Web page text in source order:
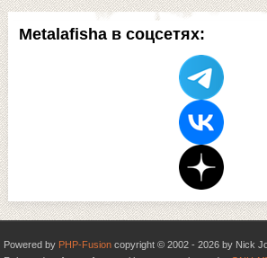
Metalafisha в соцсетях:
Powered by PHP-Fusion copyright © 2002 - 2026 by Nick